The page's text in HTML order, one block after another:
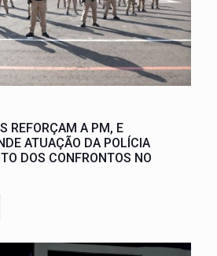
REFORÇAM A PM, E
ATUAÇÃO DA POLÍCIA
DOS CONFRONTOS NO